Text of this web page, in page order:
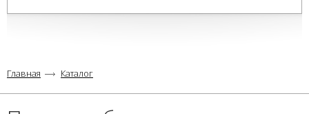
Главная Каталог